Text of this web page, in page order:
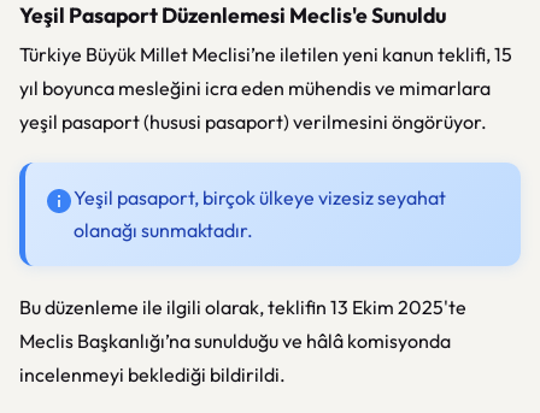
Yeşil Pasaport Düzenlemesi Meclis'e Sunuldu
Türkiye Büyük Millet Meclisi’ne iletilen yeni kanun teklifi, 15
yıl boyunca mesleğini icra eden mühendis ve mimarlara
yeşil pasaport (hususi pasaport) verilmesini öngörüyor.
Yeşil pasaport, birçok ülkeye vizesiz seyahat
olanağı sunmaktadır.
Bu düzenleme ile ilgili olarak, teklifin 13 Ekim 2025'te
Meclis Başkanlığı’na sunulduğu ve hâlâ komisyonda
incelenmeyi beklediği bildirildi.